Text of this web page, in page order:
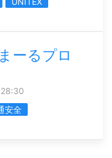
ーるプロ
安全